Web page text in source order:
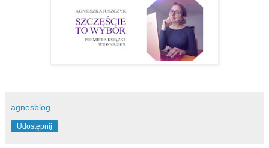
agnesblog
Udostępnij